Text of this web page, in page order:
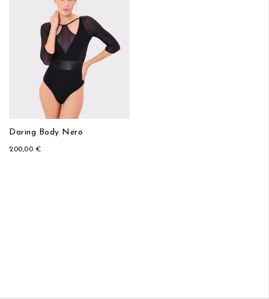
Daring Body Nero
200,00 €